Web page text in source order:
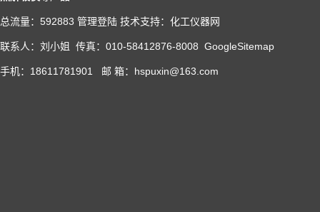
总流量：592883 管理登陆 技术支持： 化工仪器网
联系人：刘小姐 传真：010-58412876-8008 GoogleSitemap
手机：18611781901 邮 箱：hspuxin@163.com